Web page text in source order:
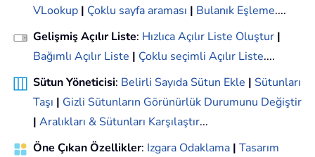
VLookup | Çoklu sayfa araması | Bulanık Eşleme....
Gelişmiş Açılır Liste: Hızlıca Açılır Liste Oluştur |
Bağımlı Açılır Liste | Çoklu seçimli Açılır Liste....
Sütun Yöneticisi: Belirli Sayıda Sütun Ekle | Sütunları
Taşı | Gizli Sütunların Görünürlük Durumunu Değiştir
| Aralıkları & Sütunları Karşılaştır...
Öne Çıkan Özellikler: Izgara Odaklama | Tasarım